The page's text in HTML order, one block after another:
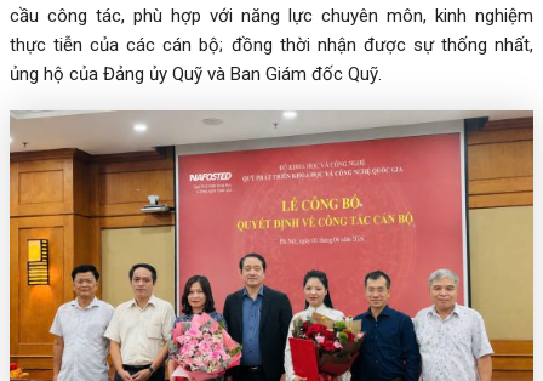
cầu công tác, phù hợp với năng lực chuyên môn, kinh nghiệm
thực tiễn của các cán bộ; đồng thời nhận được sự thống nhất,
ủng hộ của Đảng ủy Quỹ và Ban Giám đốc Quỹ.